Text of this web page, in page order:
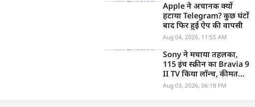
Apple ने अचानक क्यों
हटाया Telegram? कुछ घंटों
बाद फिर हुई ऐप की वापसी
Aug 04, 2026, 11:55 AM
Sony ने मचाया तहलका,
115 इंच स्क्रीन का Bravia 9
II TV किया लॉन्च, कीमत
सुनकर उड़ जाएंगे होश
Aug 03, 2026, 06:18 PM